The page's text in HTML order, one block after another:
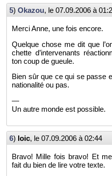
5) Oka­zou, le 07.09.2006 à
Merci Anne, une fois en­core.
Quelque chose me dit que
chette d’in­ter­ve­nants
ton coup de gueule.
Bien sûr que ce qui se passe
na­tio­na­lité ou pas.
—
Un autre monde est pos­sible.
6) loic, le 07.09.2006 à 02:44
Bravo! Mille fois bravo! Et
fait du bien de lire votre texte.